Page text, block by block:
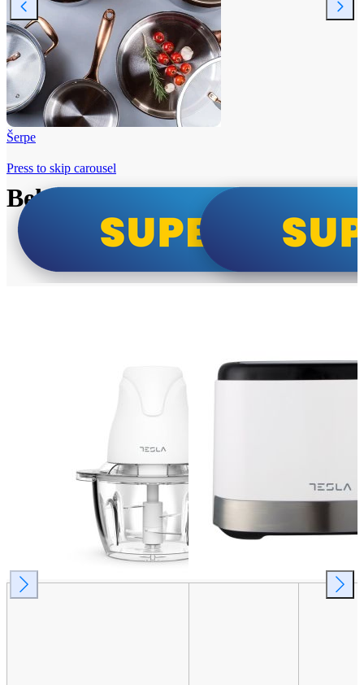
Šerpe
Beko i Tesla super cene
Press to skip carousel